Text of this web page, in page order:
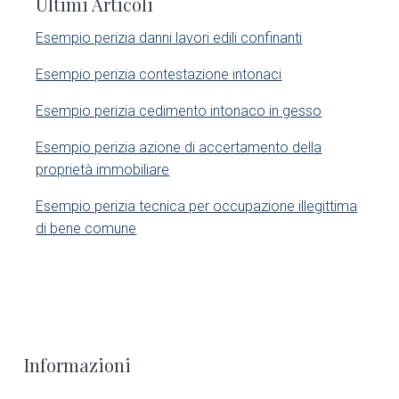
d
d
e
b
a
Esempio perizia danni lavori edili confinanti​
Esempio perizia contestazione intonaci​
Esempio perizia cedimento intonaco in gesso
Esempio perizia azione di accertamento della
proprietà immobiliare​
Esempio perizia tecnica per occupazione illegittima
di bene comune​
Informazioni